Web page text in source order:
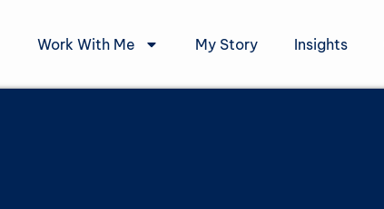
Work With Me My Story Insights